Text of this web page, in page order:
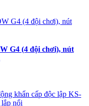
G4 (4 đội chơi), nút